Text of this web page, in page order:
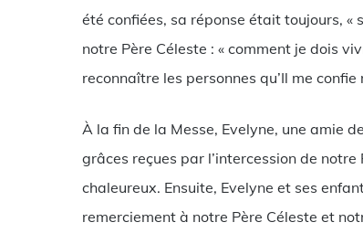
été confiées, sa réponse était toujours, «
notre Père Céleste : « comment je dois
reconnaître les personnes qu’Il me
À la fin de la Messe, Evelyne, une amie
grâces reçues par l’intercession de
chaleureux. Ensuite, Evelyne et ses
remerciement à notre Père Céleste et